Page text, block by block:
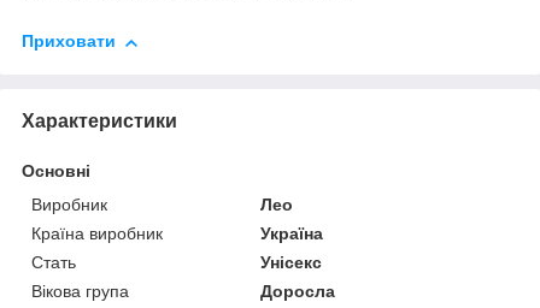
Приховати
Характеристики
Основні
Виробник
Лео
Країна виробник
Україна
Стать
Унісекс
Вікова група
Доросла